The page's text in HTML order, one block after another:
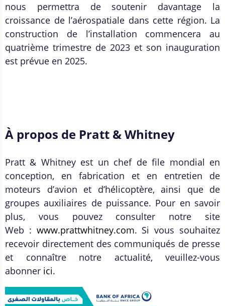
nous permettra de soutenir davantage la
croissance de l’aérospatiale dans cette région. La
construction de l’installation commencera au
quatrième trimestre de 2023 et son inauguration
est prévue en 2025.
À propos de Pratt & Whitney
Pratt & Whitney est un chef de file mondial en
conception, en fabrication et en entretien de
moteurs d’avion et d’hélicoptère, ainsi que de
groupes auxiliaires de puissance. Pour en savoir
plus, vous pouvez consulter notre site
Web : www.prattwhitney.com. Si vous souhaitez
recevoir directement des communiqués de presse
et connaître notre actualité, veuillez-vous
abonner ici.